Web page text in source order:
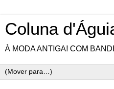
Coluna
À MODA ANTIGA! COM